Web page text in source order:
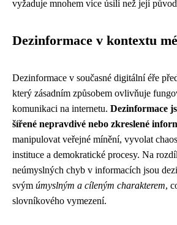
vyžaduje mnohem více úsilí než její
Dezinformace v kontextu
Dezinformace v současné digitální éře
který zásadním způsobem ovlivňuje
komunikaci na internetu. Dezinformace
šířené nepravdivé nebo zkreslené
manipulovat veřejné mínění, vyvolat
instituce a demokratické procesy. Na
neúmyslných chyb v informacích jsou
svým úmyslným a cíleným charakterem,
slovníkového vymezení.